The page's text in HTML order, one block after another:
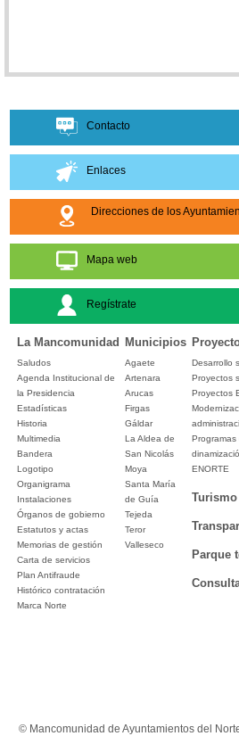
Contacto
Enlaces
Direcciones de los
Mapa web
Regístrate
La Mancomunidad Municipios
Saludos
Agenda Institucional de
la Presidencia
Estadísticas
Historia
Multimedia
Bandera
Logotipo
Organigrama
Instalaciones
Órganos de gobierno
Estatutos y actas
Memorias de gestión
Carta de servicios
Plan Antifraude
Histórico contratación
Marca Norte
Agaete
Artenara
Arucas
Firgas
Gáldar
La Aldea de
San Nicolás
Moya
Santa María
de Guía
Tejeda
Teror
Valleseco
Desarrollo
Proyectos
Proyectos
Programas
ENORTE
Turismo
Parque
© Mancomunidad de Ayuntamientos del